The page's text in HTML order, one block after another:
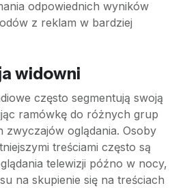
odpowiednich wyników
z reklam w bardziej
widowni
często segmentują swoją
ramówkę do różnych grup
zwyczajów oglądania. Osoby
treściami często są
telewizji późno w nocy,
na skupienie się na treściach